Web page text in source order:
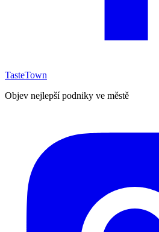
TasteTown
Objev nejlepší podniky ve městě